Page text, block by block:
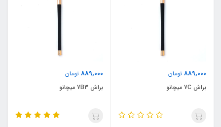
889,000 تومان
براش 7C میچانو
889,000 تومان
براش 7B3 میچانو